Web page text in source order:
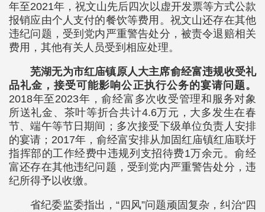
年至2021年，祝文山先后四次以虚开发票等方式公款
报销应由个人支付的餐饮等费用。祝文山还存在其他
违纪问题，受到党内严重警告处分，被责令退赔相关
费用，其他有关人员受到相应处理。
芜湖无为市红庙镇原人大主席俞经富违规收受礼
品礼金，接受可能影响公正执行公务的宴请问题。
2018年至2023年，俞经富多次收受管理和服务对象
所送礼金、茶叶等折合共计4.6万元，大多发生在春
节、端午等节日期间；多次接受下级单位负责人安排
的宴请；2017年，俞经富安排从加固红庙镇红庙联圩
指挥部的工作经费中违规列支招待费1万余元。俞经
富还存在其他违纪问题，受到党内严重警告处分，违
纪所得予以收缴。
省纪委监委指出，“四风”问题顽固复杂，纠治“四